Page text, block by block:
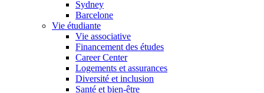
Sydney
Barcelone
Vie étudiante
Vie associative
Financement des études
Career Center
Logements et assurances
Diversité et inclusion
Santé et bien-être